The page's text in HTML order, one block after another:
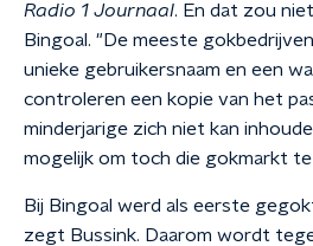
Radio 1 Journaal. En dat zou
Bingoal. "De meeste
unieke gebruikersnaam en een
controleren een kopie van het
minderjarige zich niet kan
mogelijk om toch die gokmarkt
Bij Bingoal werd als eerste
zegt Bussink. Daarom wordt